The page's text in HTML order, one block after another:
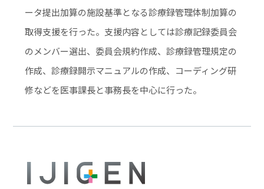
ータ提出加算の施設基準となる診療録管理体制加算の
取得支援を行った。支援内容としては診療記録委員会
のメンバー選出、委員会規約作成、診療録管理規定の
作成、診療録開示マニュアルの作成、コーディング研
修などを医事課長と事務長を中心に行った。